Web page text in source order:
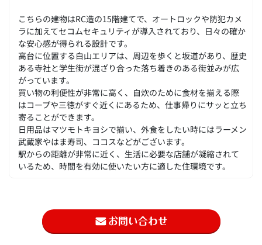
こちらの建物はRC造の15階建てで、オートロックや防犯カメ
ラに加えてセコムセキュリティが導入されており、日々の確か
な安心感が得られる設計です。
高台に位置する白山エリアは、周辺を歩くと坂道があり、歴史
ある寺社と学生街が混ざり合った落ち着きのある街並みが広
がっています。
買い物の利便性が非常に高く、自炊のために食材を揃える際
はコープや三徳がすぐ近くにあるため、仕事帰りにサッと立ち
寄ることができます。
日用品はマツモトキヨシで揃い、外食をしたい時にはラーメン
武蔵家やはま寿司、ココスなどがございます。
駅からの距離が非常に近く、生活に必要な店舗が凝縮されて
いるため、時間を有効に使いたい方に適した住環境です。